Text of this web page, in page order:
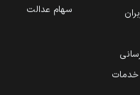
خدمات
سهام عدالت